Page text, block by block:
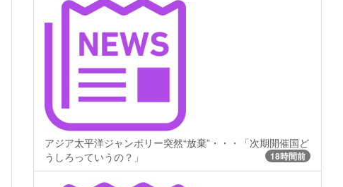
アジア太平洋ジャンボリー突然“放棄”・・・「次期開催国ど
うしろっていうの？」
18時間前